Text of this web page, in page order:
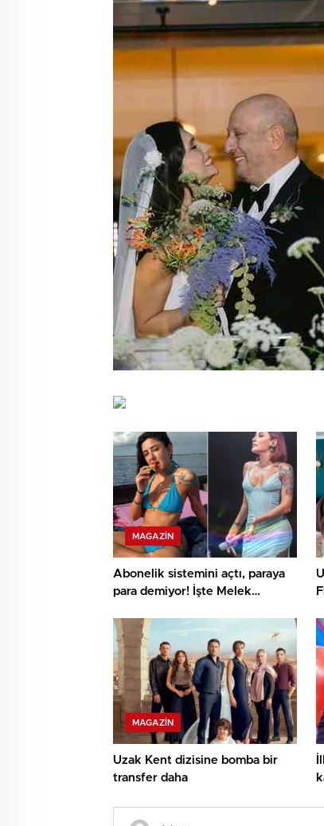
MAGAZIN
Abonelik sistemini açtı, paraya
para demiyor! İşte Melek
MAGAZIN
Uzak Kent dizisine bomba bir
transfer daha